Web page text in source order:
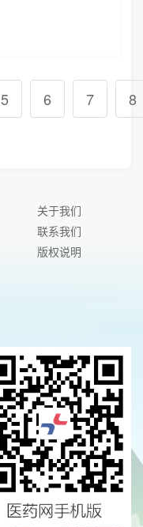
5 6 7
8
关于我们
联系我们
版权说明